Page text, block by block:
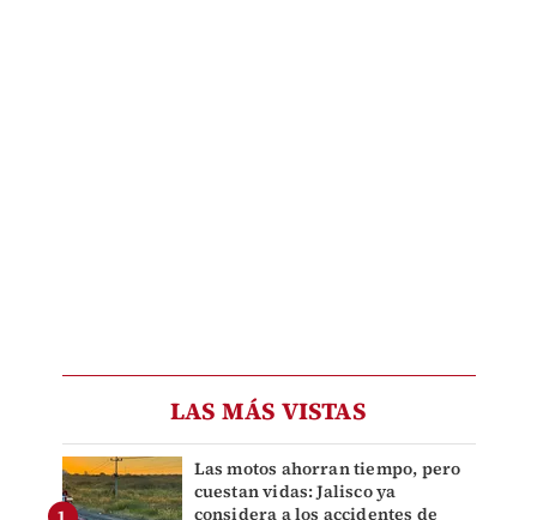
LAS MÁS VISTAS
Las motos ahorran tiempo, pero
cuestan vidas: Jalisco ya
considera a los accidentes de